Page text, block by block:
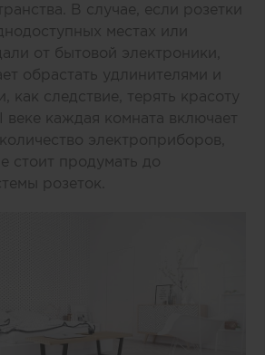
В случае, если розетки
местах или
от бытовой электроники,
обрастать удлинителями и
как следствие, терять красоту
каждая комната включает
электроприборов,
стоит продумать до
розеток.